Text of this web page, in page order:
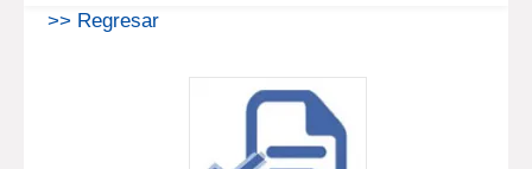
>> Regresar